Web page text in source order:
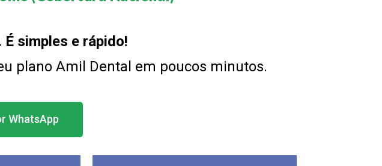
simples e rápido!
plano Amil Dental em poucos minutos.
WhatsApp